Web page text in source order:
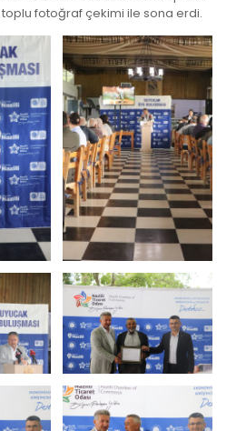
fotoğraf çekimi ile sona erdi.